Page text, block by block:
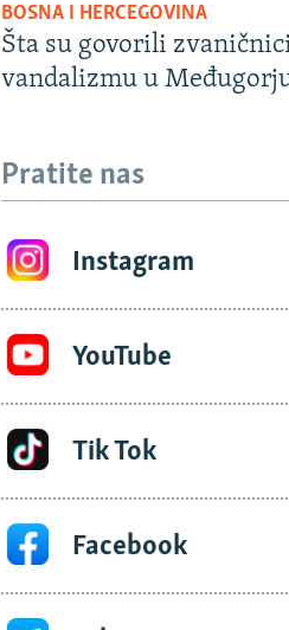
BOSNA I HERCEGOVINA
Šta su govorili
vandalizmu u
Pratite nas
Instagram
YouTube
Tik Tok
Facebook